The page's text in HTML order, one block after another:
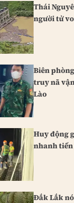
Thái
người tử
Biên
truy nã
Lào
Huy động
nhanh
Đắk Lắk